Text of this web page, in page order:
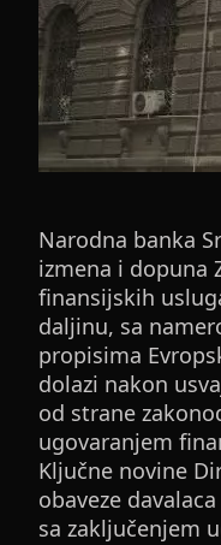
Narodna banka
izmena i dopuna
finansijskih
daljinu, sa
propisima
dolazi nakon
od strane
ugovaranjem
Ključne novine
obaveze
sa zaključenjem